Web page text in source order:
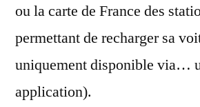
ou la carte de France des
permettant de recharger sa
uniquement disponible via…
application).